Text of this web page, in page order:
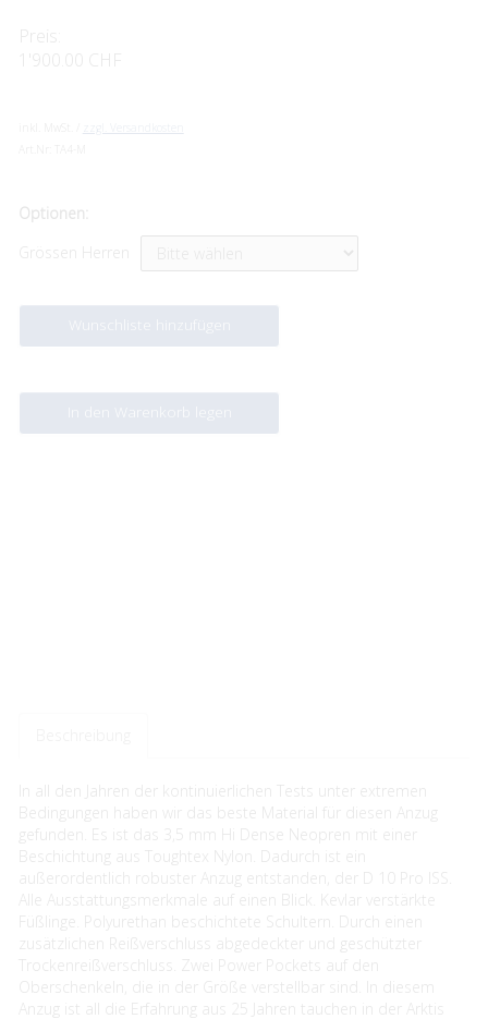
Preis:
zzgl. Versandkosten
Optionen:
In all den Jahren der kontinuierlichen Tests unter extremen
Bedingungen haben wir das beste Material für diesen Anzug
gefunden. Es ist das 3,5 mm Hi Dense Neopren mit einer
Beschichtung aus Toughtex Nylon. Dadurch ist ein
außerordentlich robuster Anzug entstanden, der D 10 Pro ISS.
Alle Ausstattungsmerkmale auf einen Blick. Kevlar verstärkte
Füßlinge. Polyurethan beschichtete Schultern. Durch einen
zusätzlichen Reißverschluss abgedeckter und geschützter
Trockenreißverschluss. Zwei Power Pockets auf den
Oberschenkeln, die in der Größe verstellbar sind. In diesem
Anzug ist all die Erfahrung aus 25 Jahren tauchen in der Arktis